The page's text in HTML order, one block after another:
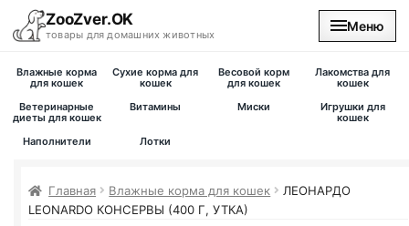
ZooZver.OK
товары для домашних животных
Меню
На главную
Влажные корма
для кошек
Сухие корма для
кошек
Весовой корм
для кошек
Лакомства для
кошек
Ветеринарные
диеты для кошек
Витамины Миски
Игрушки для
кошек
Наполнители
Лотки
Главная Влажные корма для кошек
ЛЕОНАРДО
LEONARDO КОНСЕРВЫ (400 Г, УТКА)